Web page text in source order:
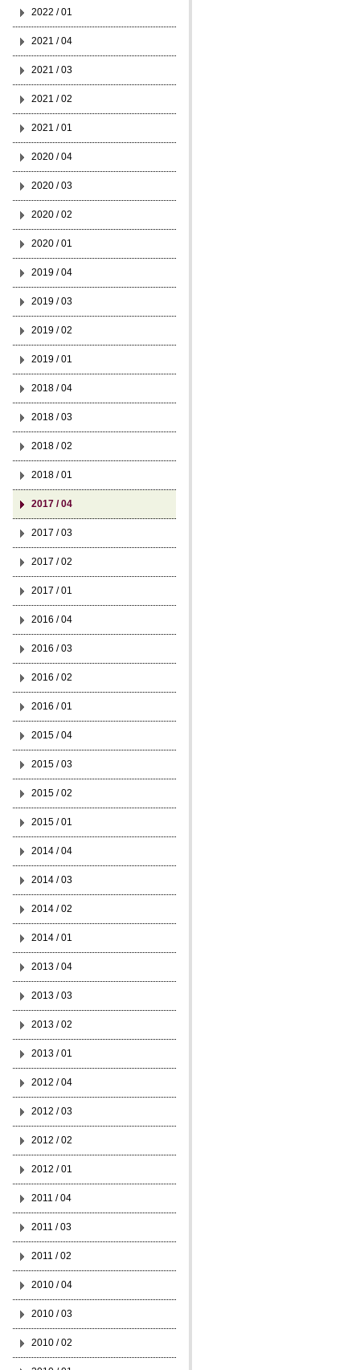
2022 / 01
2021 / 04
2021 / 03
2021 / 02
2021 / 01
2020 / 04
2020 / 03
2020 / 02
2020 / 01
2019 / 04
2019 / 03
2019 / 02
2019 / 01
2018 / 04
2018 / 03
2018 / 02
2018 / 01
2017 / 04
2017 / 03
2017 / 02
2017 / 01
2016 / 04
2016 / 03
2016 / 02
2016 / 01
2015 / 04
2015 / 03
2015 / 02
2015 / 01
2014 / 04
2014 / 03
2014 / 02
2014 / 01
2013 / 04
2013 / 03
2013 / 02
2013 / 01
2012 / 04
2012 / 03
2012 / 02
2012 / 01
2011 / 04
2011 / 03
2011 / 02
2010 / 04
2010 / 03
2010 / 02